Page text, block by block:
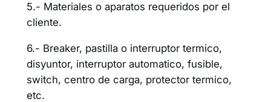
5.- Materiales o aparatos requeridos por el
cliente.
6.- Breaker, pastilla o interruptor termico,
disyuntor, interruptor automatico, fusible,
switch, centro de carga, protector termico,
etc.